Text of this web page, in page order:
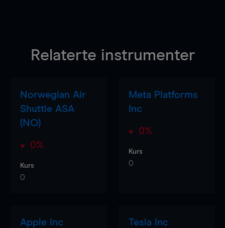
Relaterte instrumenter
Norwegian Air
Shuttle ASA
(NO)
0%
Kurs
0
Meta Platforms
Inc
0%
Kurs
0
Apple Inc Tesla Inc